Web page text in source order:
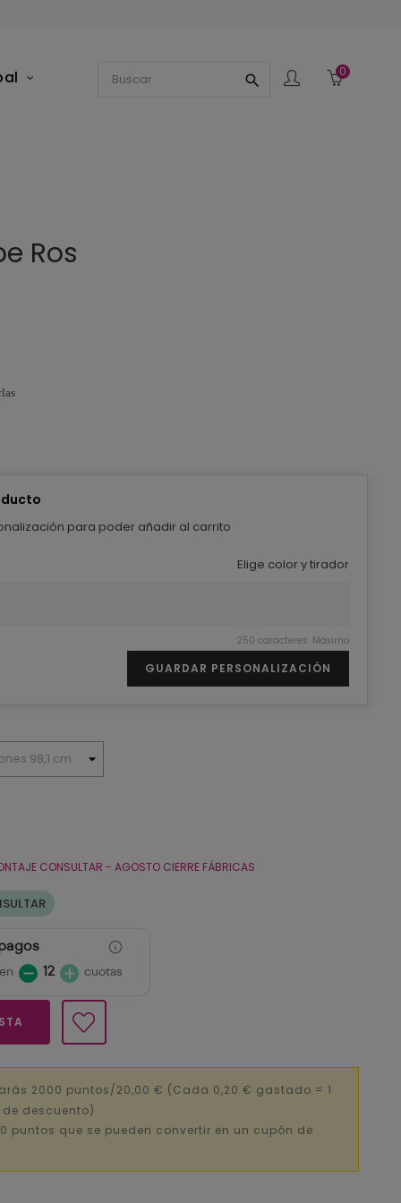
search
0
Ros
para poder añadir al carrito
Elige color y tirador
250 caracteres. Máximo
GUARDAR PERSONALIZACIÓN
CONSULTAR - AGOSTO CIERRE FÁBRICAS
12 cuotas
2000 puntos/20,00 € (Cada 0,20 € gastado = 1
de descuento).
puntos que se pueden convertir en un cupón de